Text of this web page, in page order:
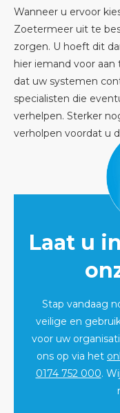
Wanneer u ervoor
Zoetermeer uit te
zorgen. U hoeft dit
hier iemand voor
dat uw systemen
specialisten die
verhelpen. Sterker
verholpen voordat u
Laat u
Stap vandaag
veilige en
voor uw
ons op via het
0174 752 000.